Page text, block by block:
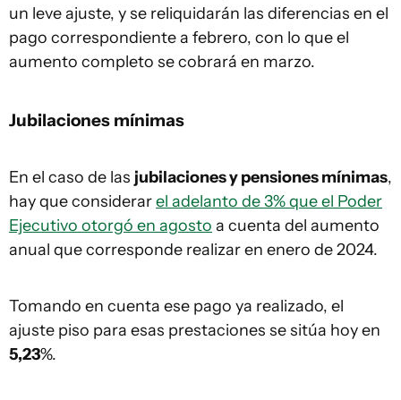
un leve ajuste, y se reliquidarán las diferencias en el
pago correspondiente a febrero, con lo que el
aumento completo se cobrará en marzo.
Jubilaciones mínimas
En el caso de las jubilaciones y pensiones mínimas,
hay que considerarel adelanto de 3% que el Poder
Ejecutivo otorgó en agosto a cuenta del aumento
anual que corresponde realizar en enero de 2024.
Tomando en cuenta ese pago ya realizado, el
ajuste piso para esas prestaciones se sitúa hoy en
5,23%.